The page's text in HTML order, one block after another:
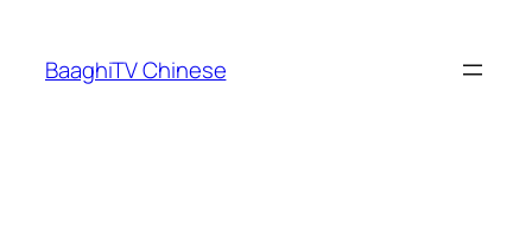
content
BaaghiTV Chinese